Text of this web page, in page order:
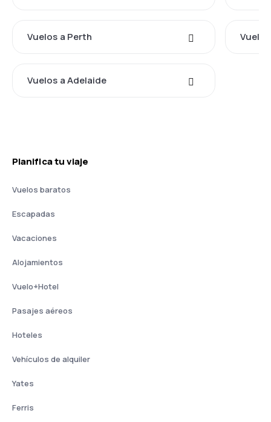
Vuelos a Perth
Vuelos a Adelaide
Planifica tu viaje
Vuelos baratos
Escapadas
Vacaciones
Alojamientos
Vuelo+Hotel
Pasajes aéreos
Hoteles
Vehículos de alquiler
Yates
Ferris